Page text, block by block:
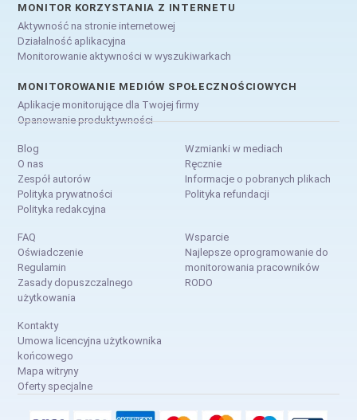
MONITOR KORZYSTANIA Z INTERNETU
Aktywność na stronie internetowej
Działalność aplikacyjna
Monitorowanie aktywności w wyszukiwarkach
MONITOROWANIE MEDIÓW SPOŁECZNOŚCIOWYCH
Aplikacje monitorujące dla Twojej firmy
Opanowanie produktywności
Blog
O nas
Zespół autorów
Polityka prywatności
Polityka redakcyjna
Wzmianki w mediach
Ręcznie
Informacje o pobranych plikach
Polityka refundacji
FAQ
Oświadczenie
Regulamin
Zasady dopuszczalnego
użytkowania
Wsparcie
Najlepsze oprogramowanie do
monitorowania pracowników
RODO
Kontakty
Umowa licencyjna użytkownika
końcowego
Mapa witryny
Oferty specjalne